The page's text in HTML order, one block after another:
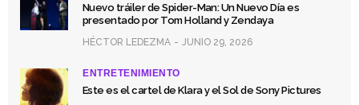
Nuevo tráiler de Spider-Man: Un Nuevo Día es
presentado por Tom Holland y Zendaya
HÉCTOR LEDEZMA JUNIO 29, 2026
ENTRETENIMIENTO
Este es el cartel de Klara y el Sol de Sony Pictures